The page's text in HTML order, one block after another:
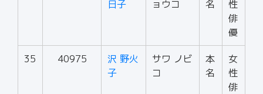
日子 ョウコ 名
性
俳
優
35 40975
沢 野火
子
サワ ノビ
コ
本
名
女
性
俳